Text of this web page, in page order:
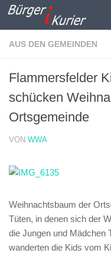
Zum Inhalt springen
AUS DEN GEMEINDEN
Flammersfelder
schücken
Ortsgemeinde
VON WWA
Weihnachtsbaum der
Tüten, in denen sich der
die Jungen und Mädchen
wanderten die Kids vom